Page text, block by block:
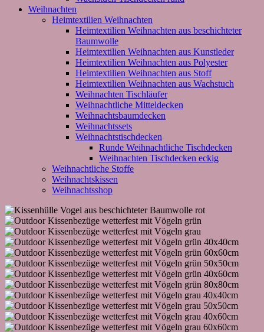
Weihnachten
Heimtextilien Weihnachten
Heimtextilien Weihnachten aus beschichteter
Baumwolle
Heimtextilien Weihnachten aus Kunstleder
Heimtextilien Weihnachten aus Polyester
Heimtextilien Weihnachten aus Stoff
Heimtextilien Weihnachten aus Wachstuch
Weihnachten Tischläufer
Weihnachtliche Mitteldecken
Weihnachtsbaumdecken
Weihnachtssets
Weihnachtstischdecken
Runde Weihnachtliche Tischdecken
Weihnachten Tischdecken eckig
Weihnachtliche Stoffe
Weihnachtskissen
Weihnachtsshop